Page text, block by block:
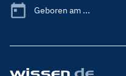
Geboren am ...